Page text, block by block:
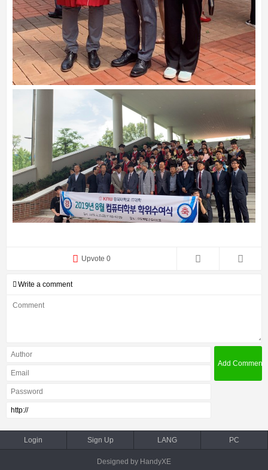
Upvote 0
Write a comment
Login Sign Up LANG PC
Designed by HandyXE